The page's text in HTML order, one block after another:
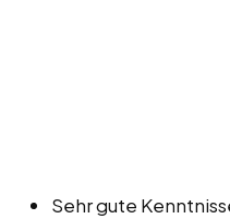
Sehr gute